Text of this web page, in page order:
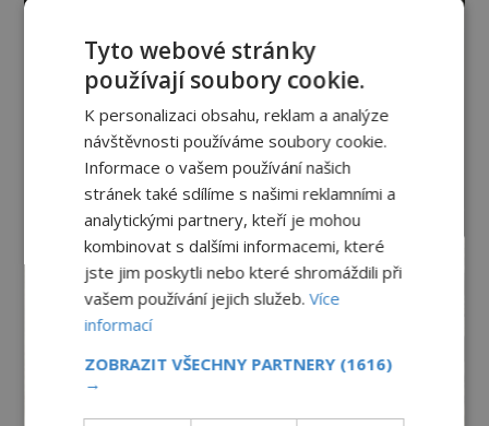
Tyto webové stránky
používají soubory cookie.
K personalizaci obsahu, reklam a analýze
návštěvnosti používáme soubory cookie.
Informace o vašem používání našich
stránek také sdílíme s našimi reklamními a
analytickými partnery, kteří je mohou
kombinovat s dalšími informacemi, které
jste jim poskytli nebo které shromáždili při
vašem používání jejich služeb.Více
informací
ZOBRAZIT VŠECHNY PARTNERY (1616)
→